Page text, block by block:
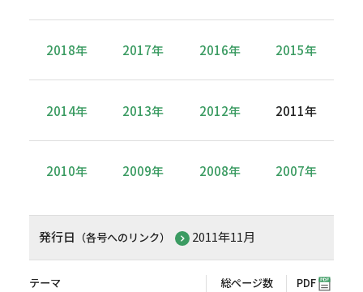
2018年 2017年 2016年 2015年
2014年 2013年 2012年 2011年
2010年 2009年 2008年 2007年
発行日 （各号へのリンク） 2011年11月
テーマ 総ページ数 PDF